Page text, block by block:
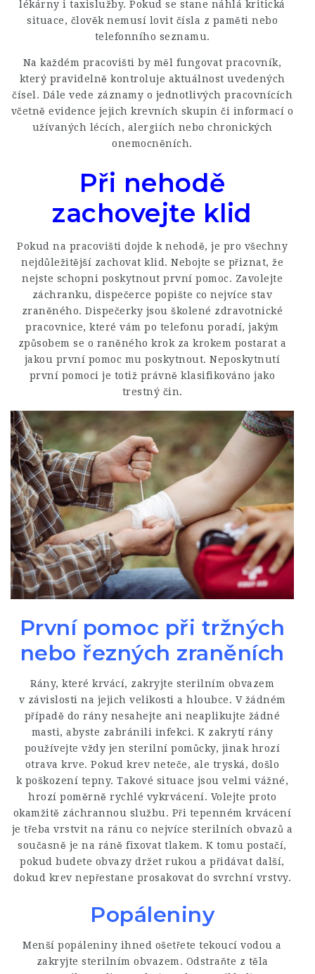
lékárny i taxislužby. Pokud se stane náhlá kritická
situace, člověk nemusí lovit čísla z paměti nebo
telefonního seznamu.
Na každém pracovišti by měl fungovat pracovník,
který pravidelně kontroluje aktuálnost uvedených
čísel. Dále vede záznamy o jednotlivých pracovnících
včetně evidence jejich krevních skupin či informací o
užívaných lécích, alergiích nebo chronických
onemocněních.
Při nehodě
zachovejte klid
Pokud na pracovišti dojde k nehodě, je pro všechny
nejdůležitější zachovat klid. Nebojte se přiznat, že
nejste schopni poskytnout první pomoc. Zavolejte
záchranku, dispečerce popište co nejvíce stav
zraněného. Dispečerky jsou školené zdravotnické
pracovnice, které vám po telefonu poradí, jakým
způsobem se o raněného krok za krokem postarat a
jakou první pomoc mu poskytnout. Neposkytnutí
první pomoci je totiž právně klasifikováno jako
trestný čin.
První pomoc při tržných
nebo řezných zraněních
Rány, které krvácí, zakryjte sterilním obvazem
v závislosti na jejich velikosti a hloubce. V žádném
případě do rány nesahejte ani neaplikujte žádné
masti, abyste zabránili infekci. K zakrytí rány
používejte vždy jen sterilní pomůcky, jinak hrozí
otrava krve. Pokud krev neteče, ale tryská, došlo
k poškození tepny. Takové situace jsou velmi vážné,
hrozí poměrně rychlé vykrvácení. Volejte proto
okamžitě záchrannou službu. Při tepenném krvácení
je třeba vrstvit na ránu co nejvíce sterilních obvazů a
současně je na ráně fixovat tlakem. K tomu postačí,
pokud budete obvazy držet rukou a přidávat další,
dokud krev nepřestane prosakovat do svrchní vrstvy.
Popáleniny
Menší popáleniny ihned ošetřete tekoucí vodou a
zakryjte sterilním obvazem. Odstraňte z těla